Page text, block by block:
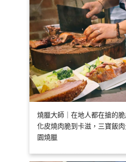
燒臘大師｜在地人都在搶的脆
化皮燒肉脆到卡滋，三寶飯
園燒臘